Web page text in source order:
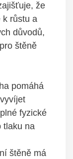
že
k růstu a
důvodů,
štěně
pomáhá
fyzické
tlaku na
štěně má